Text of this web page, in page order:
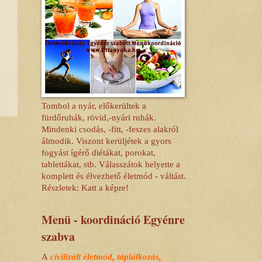
Tombol a nyár, előkerültek a
fürdőruhák, rövid,-nyári ruhák.
Mindenki csodás, -fitt, -feszes alakról
álmodik. Viszont kerüljétek a gyors
fogyást ígérő diétákat, porokat,
tablettákat, stb. Válasszátok helyette a
komplett és élvezhető életmód - váltást.
Részletek: Katt a képre!
Menü - koordináció Egyénre
szabva
A civilizált életmód, táplálkozás,